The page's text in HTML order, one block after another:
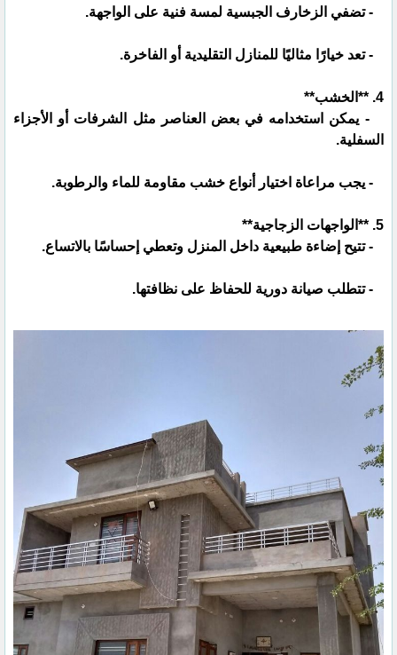
- تضفي الزخارف الجبسية لمسة فنية على الواجهة.
- تعد خيارًا مثاليًا للمنازل التقليدية أو الفاخرة.
4. **الخشب**
- يمكن استخدامه في بعض العناصر مثل الشرفات أو الأجزاء
السفلية.
- يجب مراعاة اختيار أنواع خشب مقاومة للماء والرطوبة.
5. **الواجهات الزجاجية**
- تتيح إضاءة طبيعية داخل المنزل وتعطي إحساسًا بالاتساع.
- تتطلب صيانة دورية للحفاظ على نظافتها.